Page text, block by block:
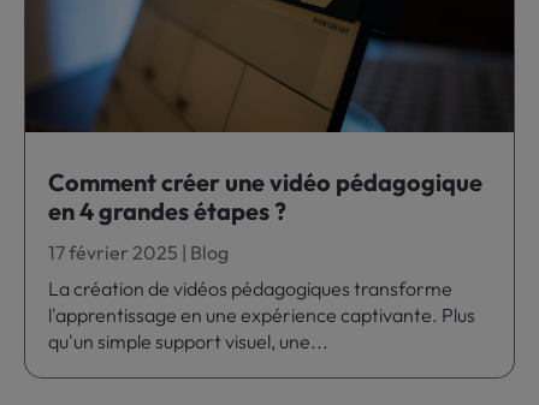
Comment créer une vidéo pédagogique
en 4 grandes étapes ?
17 février 2025 | Blog
La création de vidéos pédagogiques transforme
l'apprentissage en une expérience captivante. Plus
qu'un simple support visuel, une...